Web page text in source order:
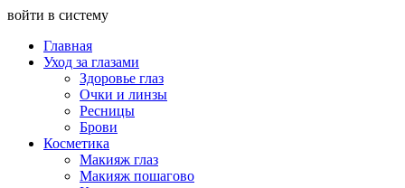
войти в систему
Главная
Уход за глазами
Здоровье глаз
Очки и линзы
Ресницы
Брови
Косметика
Макияж глаз
Макияж пошагово